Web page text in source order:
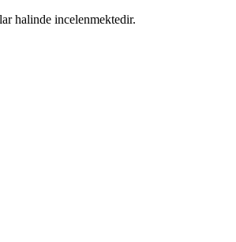
halinde incelenmektedir.